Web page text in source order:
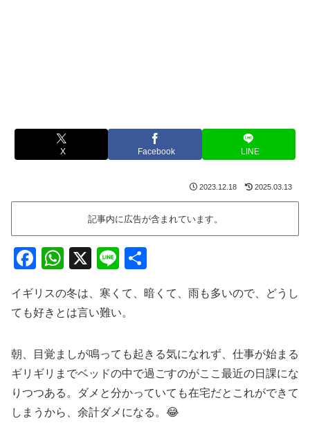
X Facebook LINE
2023.12.18 2025.03.13
記事内に広告が含まれています。
F
c
e
b
o
o
k
W
at
s
A
p
p
X
Li
e
有
イギリスの冬は、寒くて、暗くて、雨も多いので、どうし
ても好きとは言い難い。
朝、目覚ましが鳴っても起きる気になれず、仕事が始まる
ギリギリまでベッドの中で過ごすのがここ最近の日課にな
りつつある。ダメと分かっていても在宅だとこれができて
しまうから、余計ダメになる。😂